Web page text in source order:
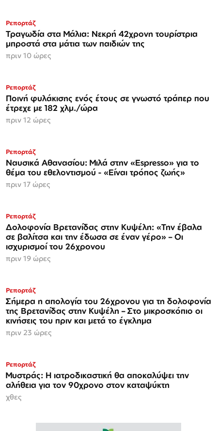
Ρεπορτάζ
Τραγωδία στα Μάλια: Νεκρή 42χρονη τουρίστρια
μπροστά στα μάτια των παιδιών της
πριν 10 ώρες
Ρεπορτάζ
Ποινή φυλάκισης ενός έτους σε γνωστό τράπερ που
έτρεχε με 182 χλμ./ώρα
πριν 12 ώρες
Ρεπορτάζ
Ναυσικά Αθανασίου: Μιλά στην «Espresso» για το
θέμα του εθελοντισμού - «Είναι τρόπος ζωής»
πριν 17 ώρες
Ρεπορτάζ
Δολοφονία Βρετανίδας στην Κυψέλη: «Την έβαλα
σε βαλίτσα και την έδωσα σε έναν γέρο» – Οι
ισχυρισμοί του 26χρονου
πριν 19 ώρες
Ρεπορτάζ
Σήμερα η απολογία του 26χρονου για τη δολοφονία
της Βρετανίδας στην Κυψέλη – Στο μικροσκόπιο οι
κινήσεις του πριν και μετά το έγκλημα
πριν 23 ώρες
Ρεπορτάζ
Μυστράς: Η ιατροδικαστική θα αποκαλύψει την
αλήθεια για τον 90χρονο στον καταψύκτη
χθες